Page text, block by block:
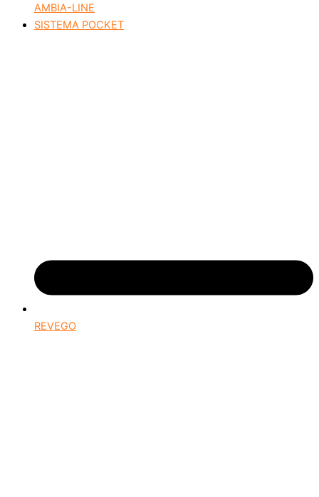
AMBIA-LINE
SISTEMA POCKET
REVEGO